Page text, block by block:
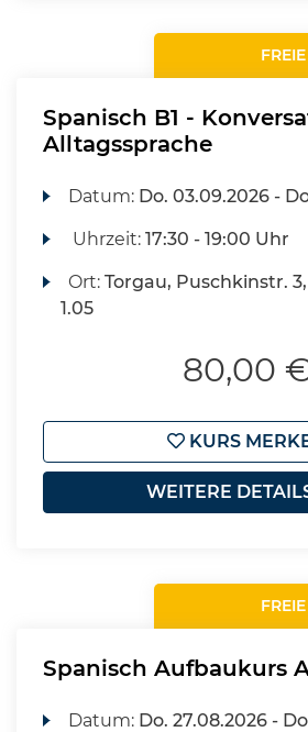
Spanisch B1 -
Alltagssprache
Datum: Do. 03.09.2026 -
Uhrzeit:17:30 - 19:00 Uhr
Ort:Torgau, Puschkinstr.
1.05
80,00
KURS
WEITERE
Spanisch Aufbaukurs
Datum: Do. 27.08.2026 -